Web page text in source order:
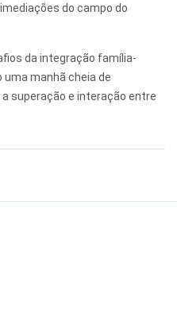
do campo do
da integração família-
uma manhã cheia de
superação e interação entre